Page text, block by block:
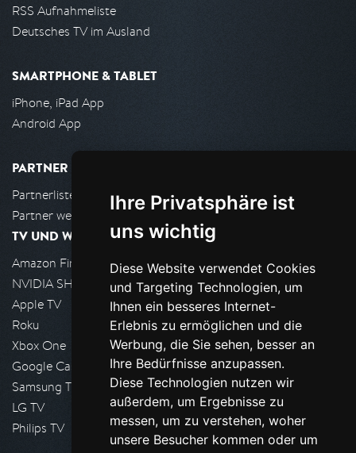
Ihre Privatsphäre ist
uns wichtig
Diese Website verwendet Cookies
und Targeting Technologien, um
Ihnen ein besseres Internet-
Erlebnis zu ermöglichen und die
Werbung, die Sie sehen, besser an
Ihre Bedürfnisse anzupassen.
Diese Technologien nutzen wir
außerdem, um Ergebnisse zu
messen, um zu verstehen, woher
unsere Besucher kommen oder um
RSS Aufnahmeliste
Deutsches TV im Ausland
SMARTPHONE & TABLET
iPhone, iPad App
Android App
PARTNER
Partnerliste
Partner werden
TV UND WOHNZIMMER
Amazon FireTV
NVIDIA SHIELD, Google TV
Apple TV
Roku
Xbox One
Google Cast
Samsung TV
LG TV
Philips TV